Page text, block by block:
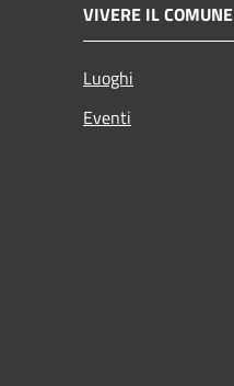
VIVERE IL COMUNE
Luoghi
Eventi